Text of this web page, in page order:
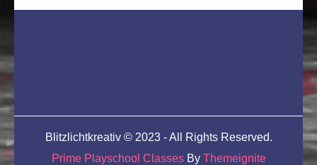
Blitzlichtkreativ © 2023 - All Rights Reserved.
Prime Playschool ClassesBy Themeignite